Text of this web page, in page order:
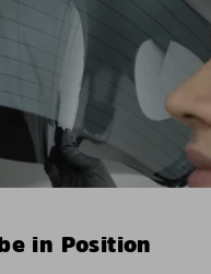
in Position